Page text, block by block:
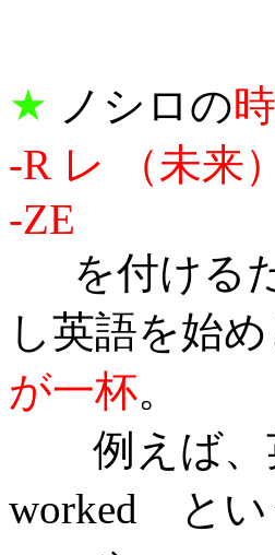
★ ノシロの
-R レ （未来）
-ZE
を付ける
し英語を始
が一杯。
例えば、英
worked とい